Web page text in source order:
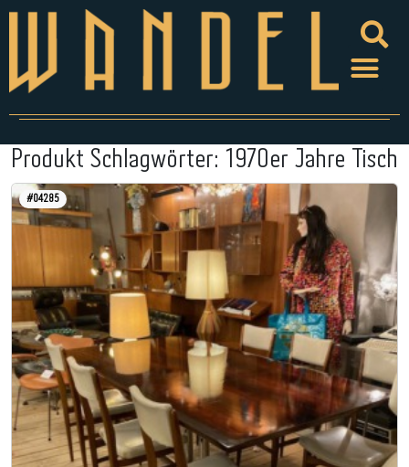
Produkt Schlagwörter: 1970er Jahre Tisch
#04285